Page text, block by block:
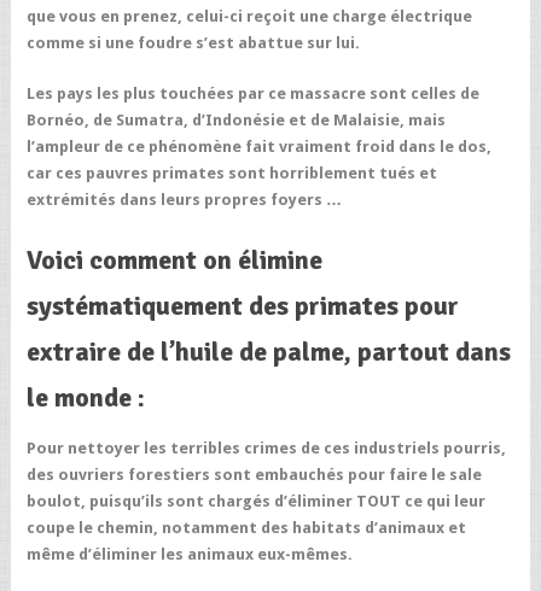
que vous en prenez, celui-ci reçoit une charge électrique
comme si une foudre s’est abattue sur lui.
Les pays les plus touchées par ce massacre sont celles de
Bornéo, de Sumatra, d’Indonésie et de Malaisie, mais
l’ampleur de ce phénomène fait vraiment froid dans le dos,
car ces pauvres primates sont horriblement tués et
extrémités dans leurs propres foyers …
Voici comment on élimine
systématiquement des primates pour
extraire de l’huile de palme, partout dans
le monde :
Pour nettoyer les terribles crimes de ces industriels pourris,
des ouvriers forestiers sont embauchés pour faire le sale
boulot, puisqu’ils sont chargés d’éliminer TOUT ce qui leur
coupe le chemin, notamment des habitats d’animaux et
même d’éliminer les animaux eux-mêmes.